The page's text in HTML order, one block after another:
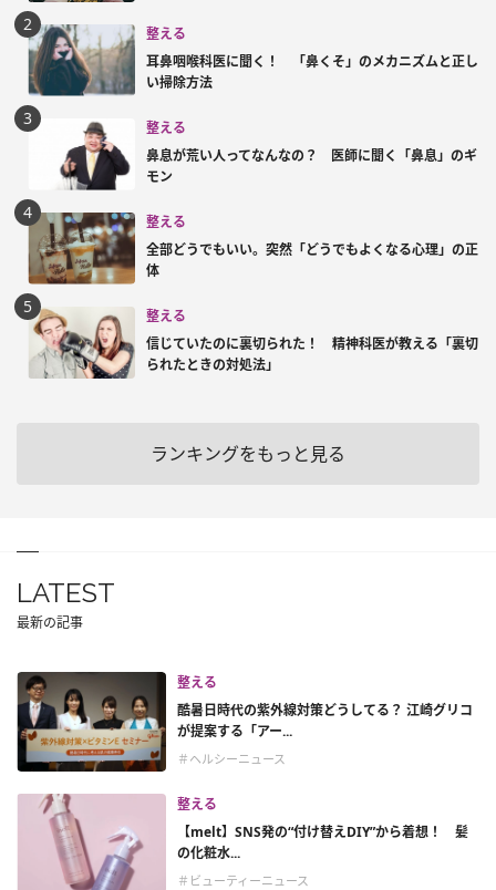
整える
耳鼻咽喉科医に聞く！ 「鼻くそ」のメカニズムと正し
い掃除方法
整える
鼻息が荒い人ってなんなの？ 医師に聞く「鼻息」のギ
モン
整える
全部どうでもいい。突然「どうでもよくなる心理」の正
体
整える
信じていたのに裏切られた！ 精神科医が教える「裏切
られたときの対処法」
ランキングをもっと見る
LATEST
最新の記事
整える
酷暑日時代の紫外線対策どうしてる？ 江崎グリコ
が提案する「アー...
＃ヘルシーニュース
整える
【melt】SNS発の“付け替えDIY”から着想！ 髪
の化粧水...
＃ビューティーニュース